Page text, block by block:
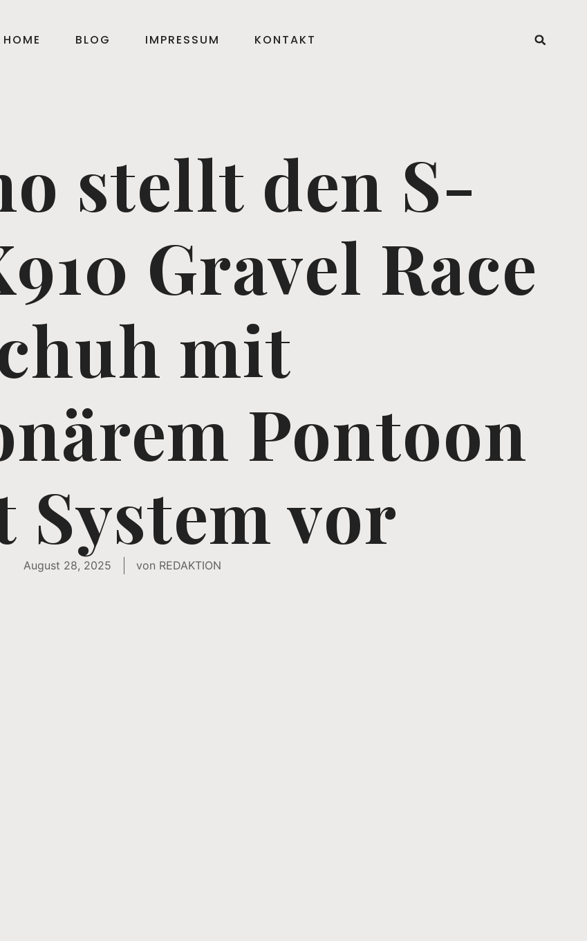
HOME BLOG IMPRESSUM KONTAKT
stellt den S-
Gravel Race
mit
Pontoon
System vor
August 28, 2025 von REDAKTION